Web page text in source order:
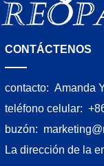
CONTÁCTENOS
contacto: Amanda
teléfono celular:
buzón:
La dirección de la